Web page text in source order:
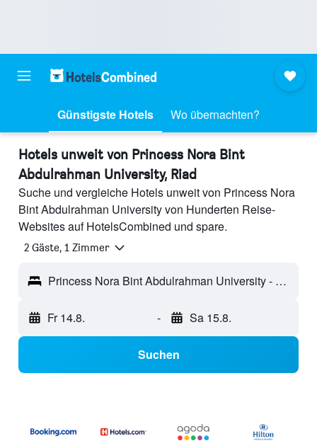
Günstigste Hotels Wo übernachten?
Hotels unweit von Princess Nora Bint
Abdulrahman University, Riad
Suche und vergleiche Hotels unweit von Princess Nora
Bint Abdulrahman University von Hunderten Reise-
Websites auf HotelsCombined und spare.
2 Gäste, 1 Zimmer
Princess Nora Bint Abdulrahman University - Riad, Saudi-Arabien
Fr 14.8. - Sa 15.8.
Suchen